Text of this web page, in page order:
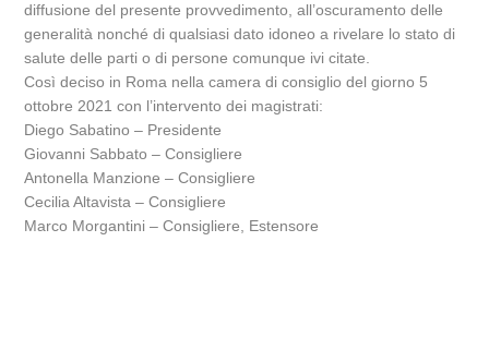
diffusione del presente provvedimento, all’oscuramento delle
generalità nonché di qualsiasi dato idoneo a rivelare lo stato di
salute delle parti o di persone comunque ivi citate.
Così deciso in Roma nella camera di consiglio del giorno 5
ottobre 2021 con l’intervento dei magistrati:
Diego Sabatino – Presidente
Giovanni Sabbato – Consigliere
Antonella Manzione – Consigliere
Cecilia Altavista – Consigliere
Marco Morgantini – Consigliere, Estensore